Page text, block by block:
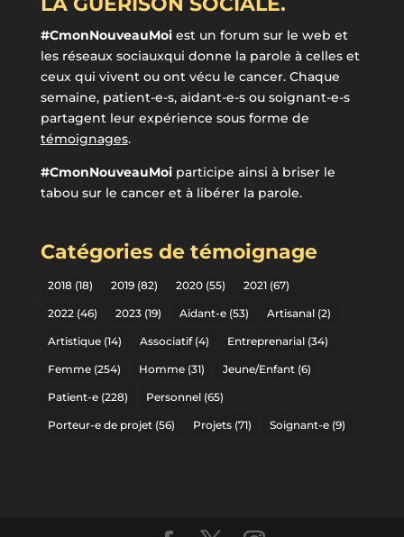
#CmonNouveauMoiest un forum sur le web et
les réseaux sociauxqui donne la parole à celles et
ceux qui vivent ou ont vécu le cancer. Chaque
semaine, patient-e-s, aidant-e-s ou soignant-e-s
partagent leur expérience sous forme de
témoignages.
#CmonNouveauMoiparticipe ainsi à briser le
tabou sur le cancer et à libérer la parole.
Catégories de témoignage
2018(18) 2019(82) 2020(55) 2021(67)
2022(46) 2023(19) Aidant-e(53) Artisanal(2)
Artistique(14) Associatif(4) Entreprenarial(34)
Femme(254) Homme(31) Jeune/Enfant(6)
Patient-e(228) Personnel(65)
Porteur-e de projet(56) Projets(71) Soignant-e(9)